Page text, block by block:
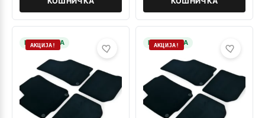
НА ЗАЛИХА
АКЦИЈА! НА ЗАЛИХА
АКЦИЈА!